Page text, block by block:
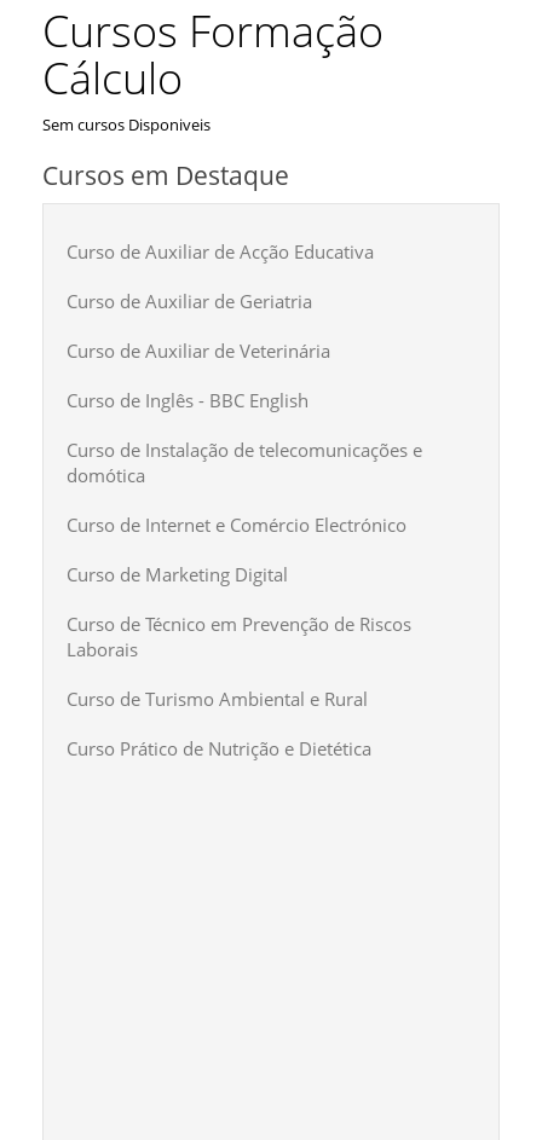
Cursos Formação
Cálculo
Sem cursos Disponiveis
Cursos em Destaque
Curso de Auxiliar de Acção Educativa
Curso de Auxiliar de Geriatria
Curso de Auxiliar de Veterinária
Curso de Inglês - BBC English
Curso de Instalação de telecomunicações e
domótica
Curso de Internet e Comércio Electrónico
Curso de Marketing Digital
Curso de Técnico em Prevenção de Riscos
Laborais
Curso de Turismo Ambiental e Rural
Curso Prático de Nutrição e Dietética